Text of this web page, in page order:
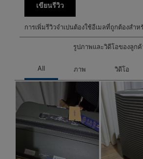
เขียนรีวิว
การเพิ่มรีวิวจำเปนต้องใช้อีเมลที่ถูกต้องสำ
รูปภาพและวิดีโอของลูกค้